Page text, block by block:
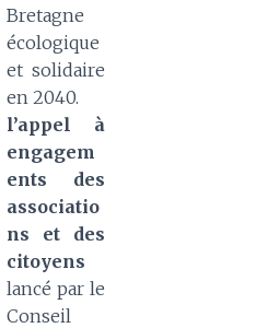
Bretagne
écologique
et solidaire
en 2040.
l’appel à
engagem
ents des
associatio
ns et des
citoyens
lancé par le
Conseil